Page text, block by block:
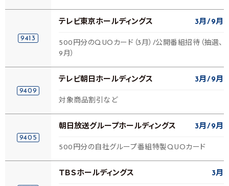
9413
テレビ東京ホールディングス 3月 9月
500円分のQUOカード（3月）/公開番組招待（抽選、
9月）
9409
テレビ朝日ホールディングス 3月 9月
対象商品割引など
9405
朝日放送グループホールディングス 3月 9月
500円分の自社グループ番組特製QUOカード
ＴＢＳホールディングス 3月